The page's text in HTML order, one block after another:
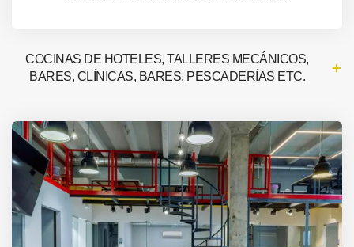
COCINAS DE HOTELES, TALLERES MECÁNICOS,
BARES, CLÍNICAS, BARES, PESCADERÍAS ETC.